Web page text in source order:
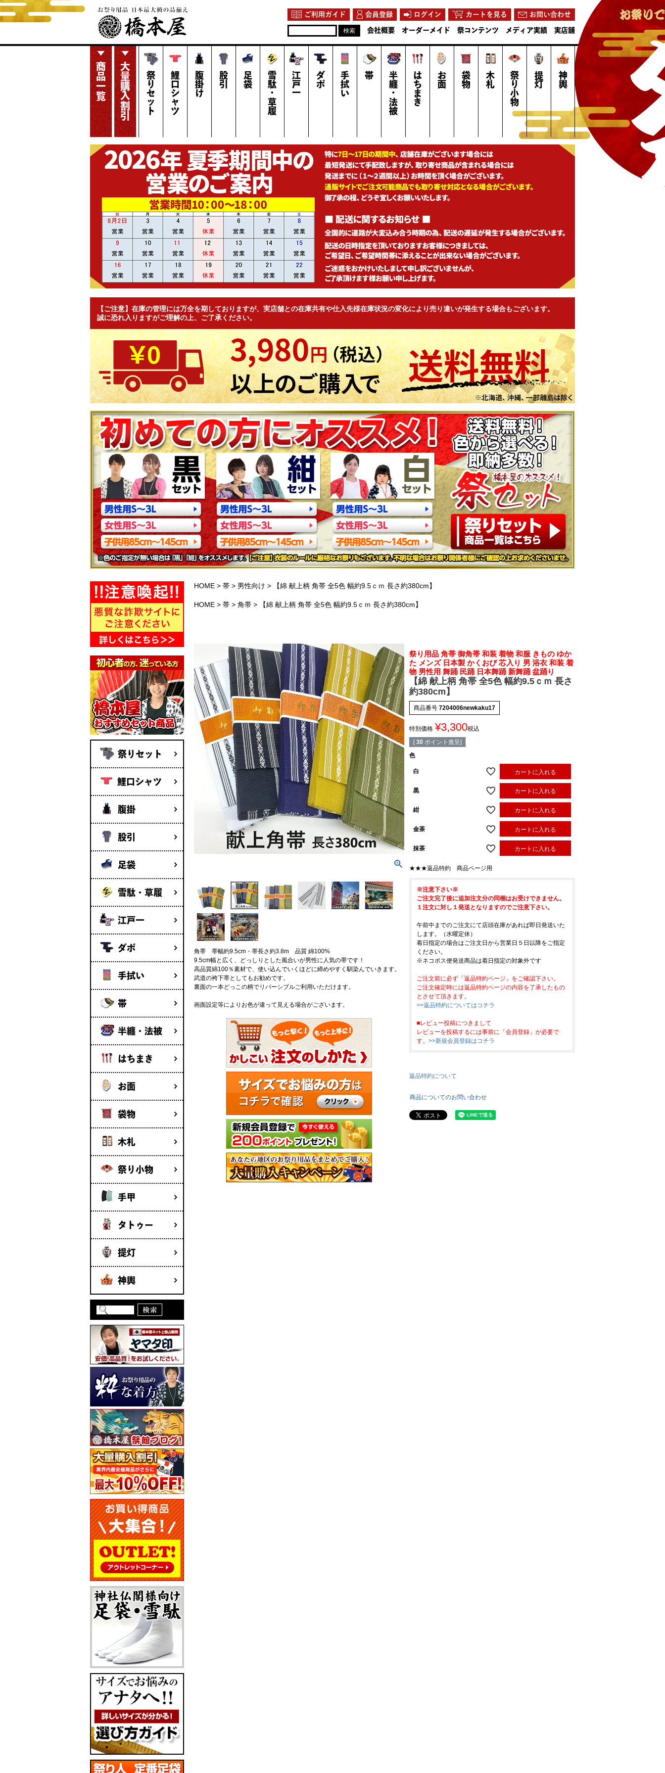
ご利用ガイド 会員登録 ログイン カートを見る お問い合わせ
会社概要 オーダーメイド 祭コンテンツ メディア実績 実店舗
商品一覧 大量購入割引 祭りセット 鯉口シャツ 腹掛け 股引 足袋 雪駄・草履 江戸一 ダボ 手拭い 帯 半纏・法被 はちまき お面 袋物 木札 祭り小物 提灯 神輿
【ご注意】在庫の管理には万全を期しておりますが、実店舗との在庫共有や仕入先様在庫状況の変化により売り違いが発生する場合もございます。
誠に恐れ入りますがご理解の上、ご了承ください。
祭りセット
鯉口シャツ
腹掛
股引
足袋
雪駄・草履
江戸一
ダボ
手拭い
帯
半纏・法被
はちまき
お面
袋物
木札
祭り小物
手甲
タトゥー
提灯
神輿
HOME 帯 男性向け 【綿 献上柄 角帯 全5色 幅約9.5ｃｍ 長さ約380cm】
HOME 帯 角帯 【綿 献上柄 角帯 全5色 幅約9.5ｃｍ 長さ約380cm】
角帯 帯幅約9.5cm・帯長さ約3.8m 品質 綿100%
9.5cm幅と広く、どっしりとした風合いが男性に人気の帯です！
高品質綿100％素材で、使い込んでいくほどに締めやすく馴染んでいきます。
武道の袴下帯としてもお勧めです。
裏面の一本どっこの柄でリバーシブルご利用いただけます。
画面設定等によりお色が違って見える場合がございます。
祭り用品 角帯 御角帯 和装 着物 和服 きもの ゆか
た メンズ 日本製 かくおび 芯入り 男 浴衣 和装 着
物 男性用 舞踊 民踊 日本舞踊 新舞踊 盆踊り
【綿 献上柄 角帯 全5色 幅約9.5ｃｍ 長さ
約380cm】
商品番号 7204006newkaku17
特別価格 ¥3,300税込
[ 30 ポイント進呈]
色
白 カートに入れる
黒 カートに入れる
紺 カートに入れる
金茶 カートに入れる
抹茶 カートに入れる
★★★返品特約 商品ページ用
※注意下さい※
ご注文完了後に追加注文分の同梱はお受けできません。
１注文に対し１発送となりますのでご注意下さい。
午前中までのご注文にて店頭在庫があれば即日発送いた
します。（水曜定休）
着日指定の場合はご注文日から営業日５日以降をご指定
ください。
※ネコポス便発送商品は着日指定の対象外です
ご注文前に必ず「返品特約ページ」をご確認下さい。
ご注文確定時には返品特約ページの内容を了承したもの
とさせて頂きます。
>>返品特約についてはコチラ
■レビュー投稿につきまして
レビューを投稿するには事前に「会員登録」が必要で
す。 >>新規会員登録はコチラ
返品特約について
商品についてのお問い合わせ